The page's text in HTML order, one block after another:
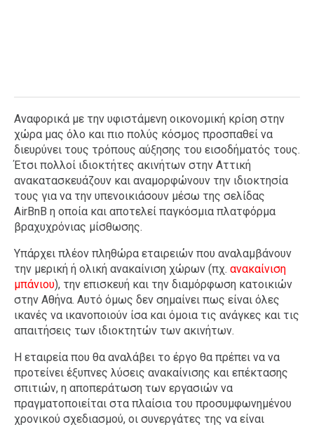
Αναφορικά με την υφιστάμενη οικονομική κρίση στην
χώρα μας όλο και πιο πολύς κόσμος προσπαθεί να
διευρύνει τους τρόπους αύξησης του εισοδήματός τους.
Έτσι πολλοί ιδιοκτήτες ακινήτων στην Αττική
ανακατασκευάζουν και αναμορφώνουν την ιδιοκτησία
τους για να την υπενοικιάσουν μέσω της σελίδας
AirBnB η οποία και αποτελεί παγκόσμια πλατφόρμα
βραχυχρόνιας μίσθωσης.
Υπάρχει πλέον πληθώρα εταιρειών που αναλαμβάνουν
την μερική ή ολική ανακαίνιση χώρων (πχ. ανακαίνιση
μπάνιου), την επισκευή και την διαμόρφωση κατοικιών
στην Αθήνα. Αυτό όμως δεν σημαίνει πως είναι όλες
ικανές να ικανοποιούν ίσα και όμοια τις ανάγκες και τις
απαιτήσεις των ιδιοκτητών των ακινήτων.
Η εταιρεία που θα αναλάβει το έργο θα πρέπει να να
προτείνει έξυπνες λύσεις ανακαίνισης και επέκτασης
σπιτιών, η αποπεράτωση των εργασιών να
πραγματοποιείται στα πλαίσια του προσυμφωνημένου
χρονικού σχεδιασμού, οι συνεργάτες της να είναι